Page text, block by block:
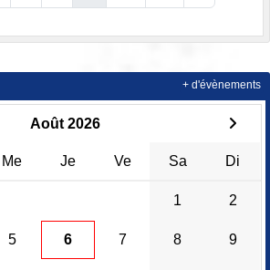
Août 2026
Me Je Ve Sa Di
1 2
5 6 7 8 9
+ d'évènements